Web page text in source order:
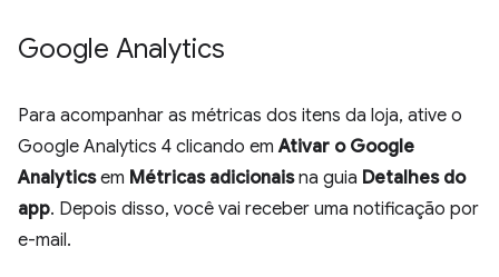
Google Analytics
Para acompanhar as métricas dos itens da loja, ative o
Google Analytics 4 clicando emAtivar o Google
Analyticsem Métricas adicionaisna guia Detalhes do
app. Depois disso, você vai receber uma notificação por
e-mail.